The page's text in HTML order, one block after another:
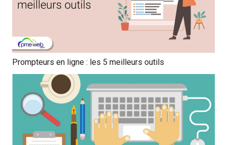
Prompteurs en ligne : les 5 meilleurs outils